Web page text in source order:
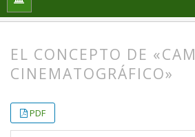
Inicio
EL CONCEPTO DE
CINEMATOGRÁFICO»
PDF